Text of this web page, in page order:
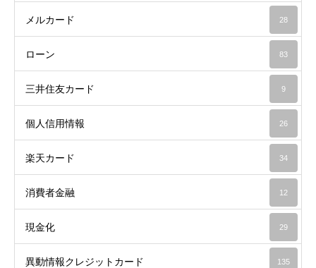
メルカード 28
ローン 83
三井住友カード 9
個人信用情報 26
楽天カード 34
消費者金融 12
現金化 29
異動情報クレジットカード 135